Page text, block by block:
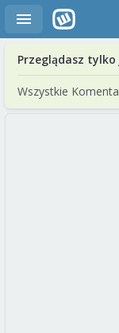
Przeglądasz
Wszystkie